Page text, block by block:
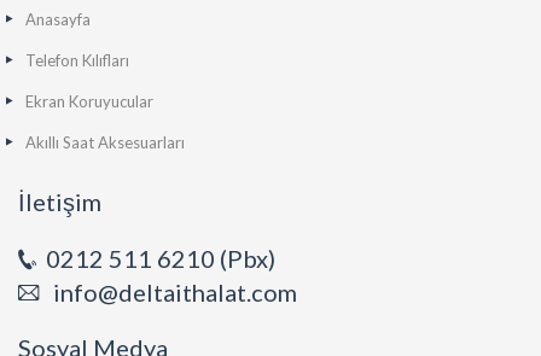
Anasayfa
Telefon Kılıfları
Ekran Koruyucular
Akıllı Saat Aksesuarları
İletişim
0212 511 6210 (Pbx)
info@deltaithalat.com
Sosyal Medya